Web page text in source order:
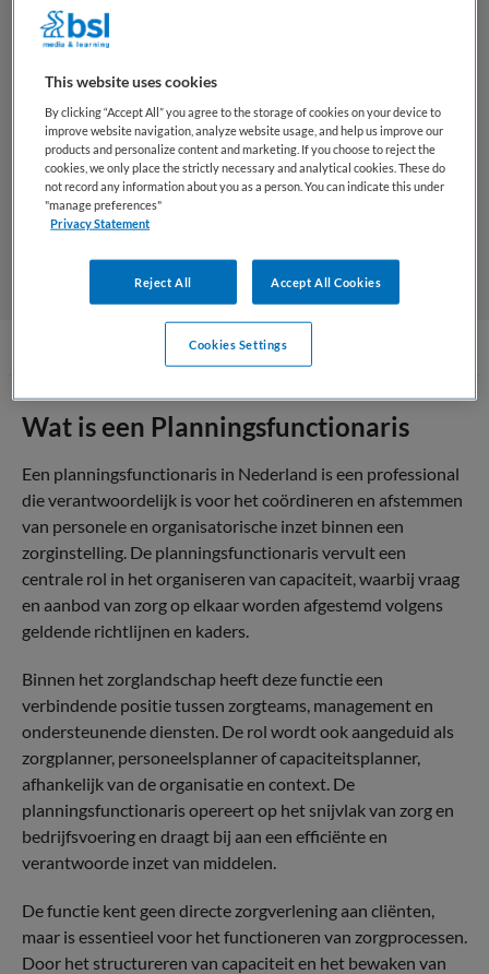
Opleiding tot Planningsfunctionaris
Competenties die je ontwikkelt als
Planningsfunctionaris
Opleidingsniveau
Wat is een Planningsfunctionaris
Een planningsfunctionaris in Nederland is een professional
die verantwoordelijk is voor het coördineren en afstemmen
van personele en organisatorische inzet binnen een
zorginstelling. De planningsfunctionaris vervult een
centrale rol in het organiseren van capaciteit, waarbij vraag
en aanbod van zorg op elkaar worden afgestemd volgens
geldende richtlijnen en kaders.
Binnen het zorglandschap heeft deze functie een
verbindende positie tussen zorgteams, management en
ondersteunende diensten. De rol wordt ook aangeduid als
zorgplanner, personeelsplanner of capaciteitsplanner,
afhankelijk van de organisatie en context. De
planningsfunctionaris opereert op het snijvlak van zorg en
bedrijfsvoering en draagt bij aan een efficiënte en
verantwoorde inzet van middelen.
De functie kent geen directe zorgverlening aan cliënten,
maar is essentieel voor het functioneren van zorgprocessen.
Door het structureren van capaciteit en het bewaken van
This website uses cookies
By clicking “Accept All” you agree to the storage of cookies on your device to
improve website navigation, analyze website usage, and help us improve our
products and personalize content and marketing. If you choose to reject the
cookies, we only place the strictly necessary and analytical cookies. These do
not record any information about you as a person. You can indicate this under
"manage preferences"
Privacy Statement
Reject All Accept All Cookies
Cookies Settings